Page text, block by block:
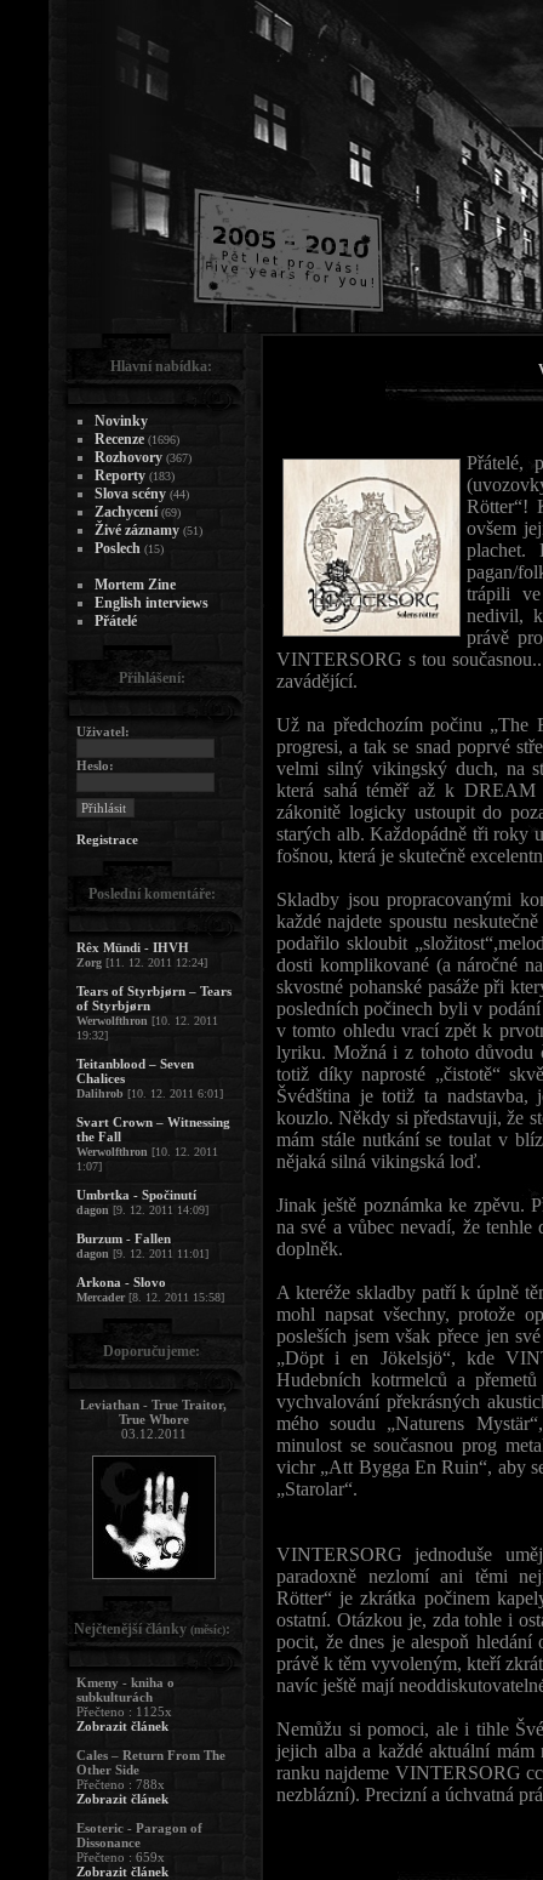
Přátelé,
Rötter“!
ovšem
plachet.
pagan/
trápili
nedivil,
právě
VINTERSORG s tou
zavádějící.
Už na předchozím počinu „The
progresi, a tak se snad poprvé
velmi silný vikingský duch, na
která sahá téměř až k DREAM
zákonitě logicky ustoupit do
starých alb. Každopádně tři
fošnou, která je skutečně
Skladby jsou propracovanými
každé najdete spoustu
podařilo skloubit
dosti komplikované (a náročné
skvostné pohanské pasáže při
posledních počinech byli v
v tomto ohledu vrací zpět k
lyriku. Možná i z tohoto důvodu
totiž díky naprosté „čistotě“
Švédština je totiž ta
kouzlo. Někdy si představuji, že
mám stále nutkání se toulat v
nějaká silná vikingská loď.
Jinak ještě poznámka ke zpěvu.
na své a vůbec nevadí, že
doplněk.
A kteréže skladby patří k úplně
mohl napsat všechny, protože
posleších jsem však přece jen
„Döpt i en Jökelsjö“, kde
Hudebních kotrmelců a
vychvalování překrásných
mého soudu „Naturens
minulost se současnou prog
vichr „Att Bygga En Ruin“, aby
„Starolar“.
VINTERSORG jednoduše
paradoxně nezlomí ani těmi
Rötter“ je zkrátka počinem
ostatní. Otázkou je, zda tohle i
pocit, že dnes je alespoň
právě k těm vyvoleným, kteří
navíc ještě mají
Nemůžu si pomoci, ale i tihle
jejich alba a každé aktuální mám
ranku najdeme VINTERSORG
nezblázní). Precizní a úchvatná
Hlavní nabídka:
Novinky
Recenze (1696)
Rozhovory (367)
Reporty (183)
Slova scény (44)
Zachycení (69)
Živé záznamy (51)
Poslech (15)
Mortem Zine
English interviews
Přátelé
Přihlášení:
Uživatel:
Heslo:
Registrace
Poslední komentáře:
Rêx Mündi - IHVH
Zorg [11. 12. 2011 12:24]
Tears of Styrbjørn – Tears
of Styrbjørn
Werwolfthron [10. 12. 2011
19:32]
Teitanblood – Seven
Chalices
Dalihrob [10. 12. 2011 6:01]
Svart Crown – Witnessing
the Fall
Werwolfthron [10. 12. 2011
1:07]
Umbrtka - Spočinutí
dagon [9. 12. 2011 14:09]
Burzum - Fallen
dagon [9. 12. 2011 11:01]
Arkona - Slovo
Mercader[8. 12. 2011 15:58]
Doporučujeme:
Leviathan - True Traitor,
True Whore
03.12.2011
Nejčtenější články (měsíc):
Kmeny - kniha o
subkulturách
Přečteno : 1125x
Zobrazit článek
Cales – Return From The
Other Side
Přečteno : 788x
Zobrazit článek
Esoteric - Paragon of
Dissonance
Přečteno : 659x
Zobrazit článek